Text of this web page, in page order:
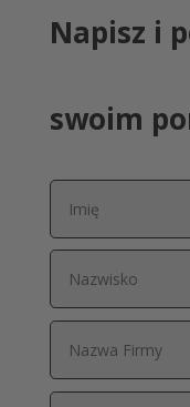
Napisz i
swoim